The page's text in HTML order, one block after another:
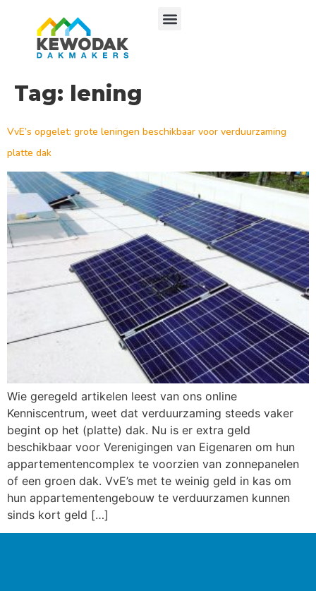
Tag: lening
VvE’s opgelet: grote leningen beschikbaar voor verduurzaming
platte dak
Wie geregeld artikelen leest van ons online
Kenniscentrum, weet dat verduurzaming steeds vaker
begint op het (platte) dak. Nu is er extra geld
beschikbaar voor Verenigingen van Eigenaren om hun
appartementencomplex te voorzien van zonnepanelen
of een groen dak. VvE’s met te weinig geld in kas om
hun appartementengebouw te verduurzamen kunnen
sinds kort geld […]